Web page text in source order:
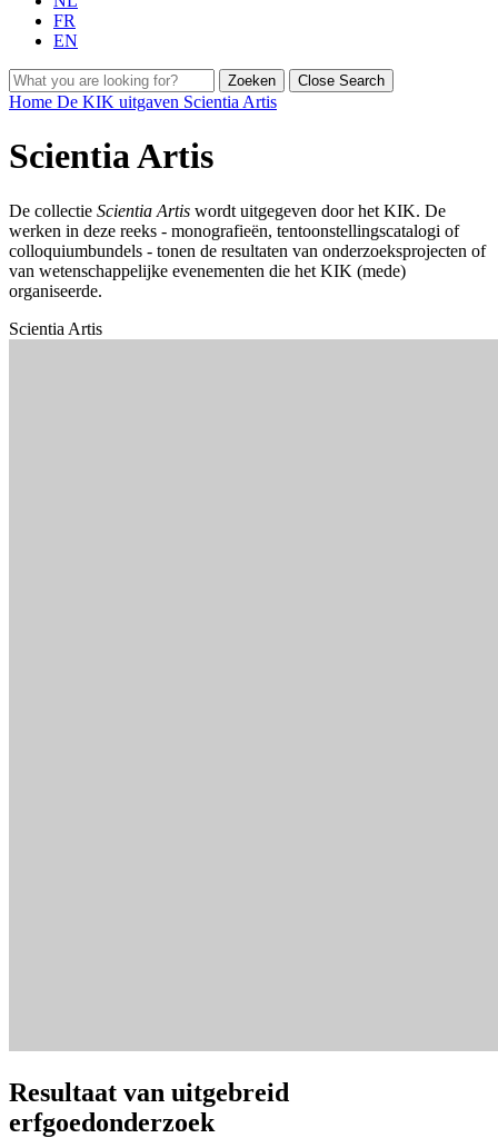
FR
EN
Zoeken Close Search
Home De KIK uitgaven Scientia Artis
Scientia Artis
De collectie Scientia Artis wordt uitgegeven door het KIK. De
werken in deze reeks - monografieën, tentoonstellingscatalogi of
colloquiumbundels - tonen de resultaten van onderzoeksprojecten of
van wetenschappelijke evenementen die het KIK (mede)
organiseerde.
Scientia Artis
Resultaat van uitgebreid
erfgoedonderzoek